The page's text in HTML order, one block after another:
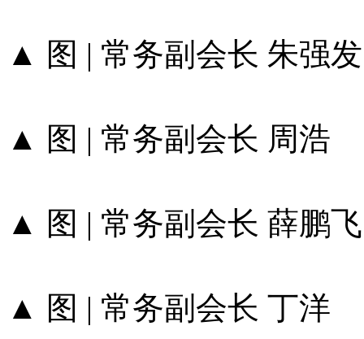
▲ 图 | 常务副会长 朱强
▲ 图 | 常务副会长 周浩
▲ 图 | 常务副会长 薛鹏飞
▲ 图 | 常务副会长 丁洋